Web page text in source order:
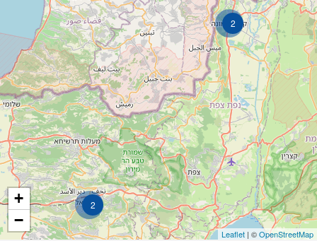
2
2
+
−
Leaflet | ©OpenStreetMap